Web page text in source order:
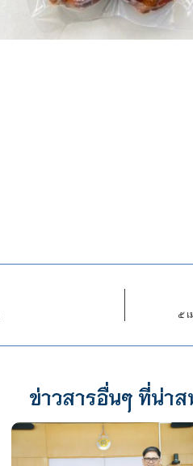
๕
ข่าวสารอื่นๆ ที่น่าส